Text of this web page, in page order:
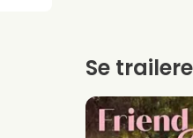
Se